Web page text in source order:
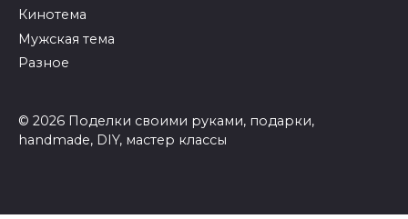
Кинотема
Мужская тема
Разное
© 2026 Поделки своими руками, подарки,
handmade, DIY, мастер классы